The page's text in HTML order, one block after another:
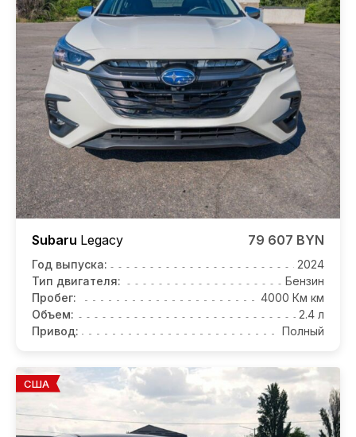
Subaru Legacy 79 607 BYN
Год выпуска:
2024
Тип двигателя:
Бензин
Пробег:
4000 Км км
Объем:
2.4 л
Привод:
Полный
США